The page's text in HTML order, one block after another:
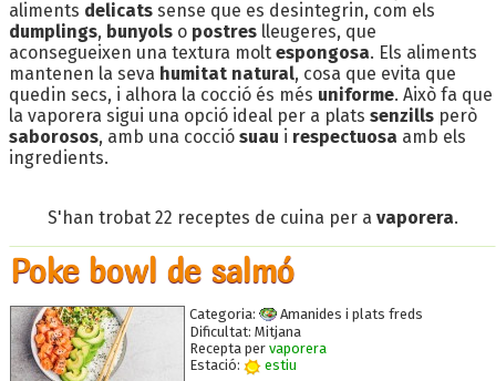
aliments delicats sense que es desintegrin, com els
dumplings, bunyols o postres lleugeres, que
aconsegueixen una textura molt espongosa. Els aliments
mantenen la seva humitat natural, cosa que evita que
quedin secs, i alhora la cocció és més uniforme. Això fa que
la vaporera sigui una opció ideal per a plats senzills però
saborosos, amb una cocció suau i respectuosa amb els
ingredients.
S'han trobat 22 receptes de cuina per a vaporera.
Poke bowl de salmó
Categoria:
Amanides i plats freds
Dificultat: Mitjana
Recepta per vaporera
Estació:
estiu